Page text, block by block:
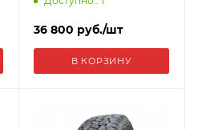
36 800 руб./шт
В КОРЗИНУ